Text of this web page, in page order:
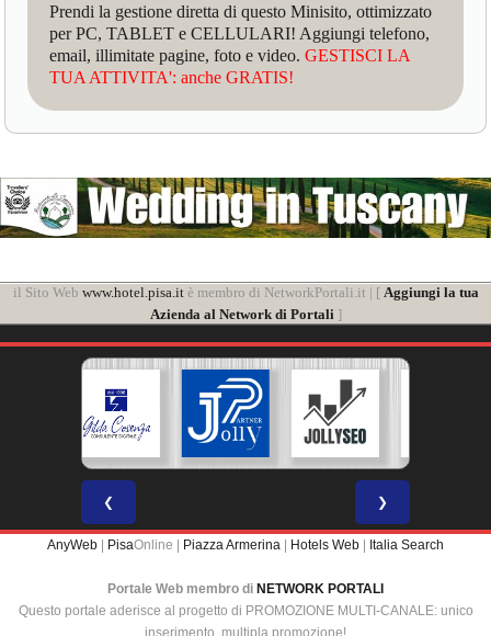
Prendi la gestione diretta di questo Minisito, ottimizzato
per PC, TABLET e CELLULARI! Aggiungi telefono,
email, illimitate pagine, foto e video.GESTISCI LA
TUA ATTIVITA': anche GRATIS!
il Sito Web www.hotel.pisa.itè membro di NetworkPortali.it | [ Aggiungi la tua
Azienda al Network di Portali]
❮ ❯
AnyWeb PisaOnline | Piazza Armerina Hotels Web Italia Search
Portale Web membro di NETWORK PORTALI
Questo portale aderisce al progetto di PROMOZIONE MULTI-CANALE: unico
inserimento, multipla promozione!